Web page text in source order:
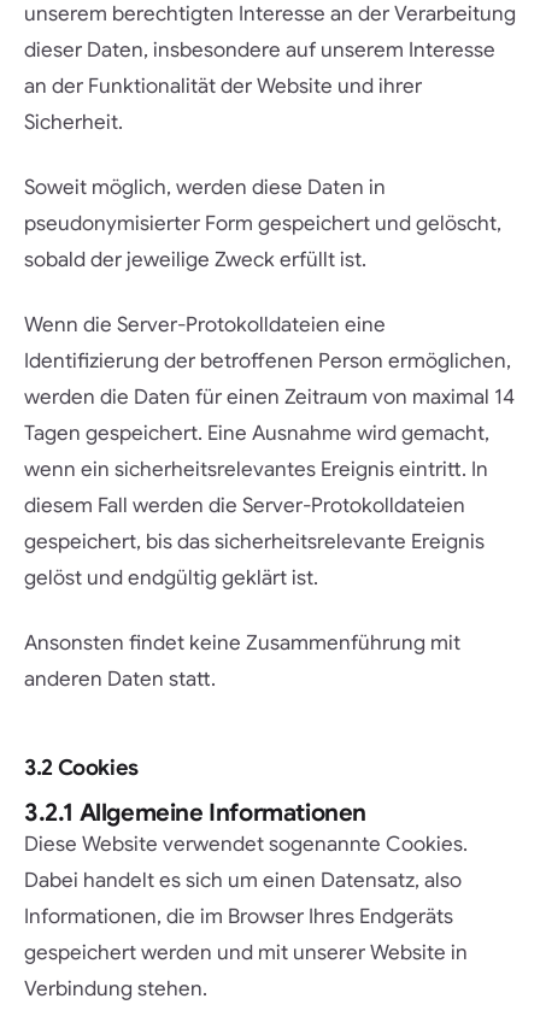
unserem berechtigten Interesse an der Verarbeitung
dieser Daten, insbesondere auf unserem Interesse
an der Funktionalität der Website und ihrer
Sicherheit.
Soweit möglich, werden diese Daten in
pseudonymisierter Form gespeichert und gelöscht,
sobald der jeweilige Zweck erfüllt ist.
Wenn die Server-Protokolldateien eine
Identifizierung der betroffenen Person ermöglichen,
werden die Daten für einen Zeitraum von maximal 14
Tagen gespeichert. Eine Ausnahme wird gemacht,
wenn ein sicherheitsrelevantes Ereignis eintritt. In
diesem Fall werden die Server-Protokolldateien
gespeichert, bis das sicherheitsrelevante Ereignis
gelöst und endgültig geklärt ist.
Ansonsten findet keine Zusammenführung mit
anderen Daten statt.
3.2 Cookies
3.2.1 Allgemeine Informationen
Diese Website verwendet sogenannte Cookies.
Dabei handelt es sich um einen Datensatz, also
Informationen, die im Browser Ihres Endgeräts
gespeichert werden und mit unserer Website in
Verbindung stehen.